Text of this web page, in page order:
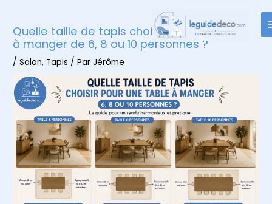
contenu
Quelle taille de tapis choisir pour une table
à manger de 6, 8 ou 10 personnes ?
/Salon, Tapis / ParJérôme